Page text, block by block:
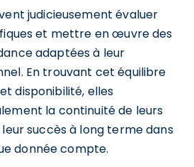
judicieusement évaluer
et mettre en œuvre des
adaptées à leur
En trouvant cet équilibre
disponibilité, elles
la continuité de leurs
succès à long terme dans
donnée compte.